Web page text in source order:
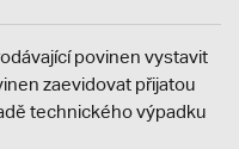
povinen vystavit
zaevidovat přijatou
technického výpadku